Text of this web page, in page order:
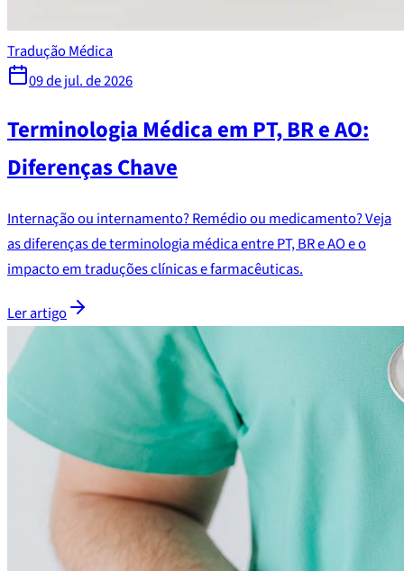
Tradução Médica
09 de jul. de 2026
Terminologia Médica em PT, BR e AO:
Diferenças Chave
Internação ou internamento? Remédio ou medicamento? Veja
as diferenças de terminologia médica entre PT, BR e AO e o
impacto em traduções clínicas e farmacêuticas.
Ler artigo